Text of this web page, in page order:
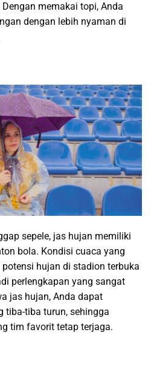
memakai topi, Anda
dengan lebih nyaman di
sepele, jas hujan memiliki
bola. Kondisi cuaca yang
hujan di stadion terbuka
perlengkapan yang sangat
jas hujan, Anda dapat
tiba-tiba turun, sehingga
tim favorit tetap terjaga.